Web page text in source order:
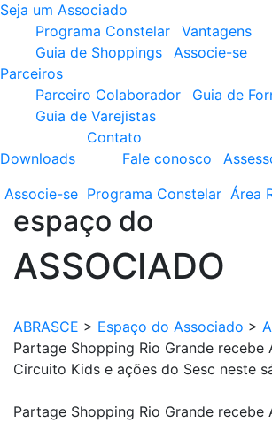
Seja um Associado
Programa Constelar
Vantagens
Guia de Shoppings
Associe-se
Parceiros
Parceiro Colaborador
Guia de
Guia de Varejistas
Downloads
Contato
Fale conosco
Associe-se Programa Constelar Área
espaço do
ASSOCIADO
ABRASCE > Espaço do Associado >
Partage Shopping Rio Grande recebe
Circuito Kids e ações do Sesc neste
Partage Shopping Rio Grande recebe